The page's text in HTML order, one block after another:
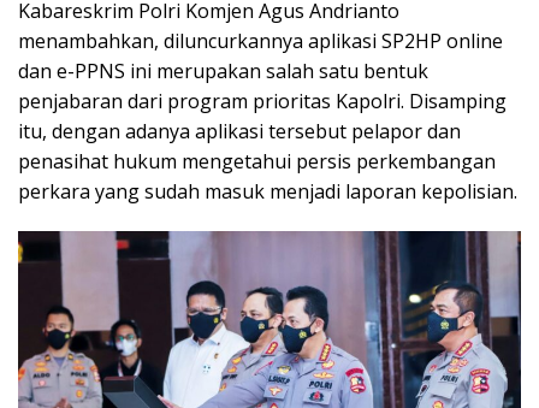
Kabareskrim Polri Komjen Agus Andrianto
menambahkan, diluncurkannya aplikasi SP2HP online
dan e-PPNS ini merupakan salah satu bentuk
penjabaran dari program prioritas Kapolri. Disamping
itu, dengan adanya aplikasi tersebut pelapor dan
penasihat hukum mengetahui persis perkembangan
perkara yang sudah masuk menjadi laporan kepolisian.